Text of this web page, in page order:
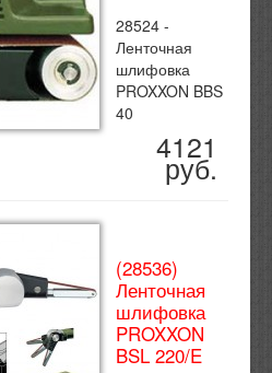
28524 -
Ленточная
шлифовка
PROXXON BBS
40
4121
руб.
(28536)
Ленточная
шлифовка
PROXXON
BSL 220/E